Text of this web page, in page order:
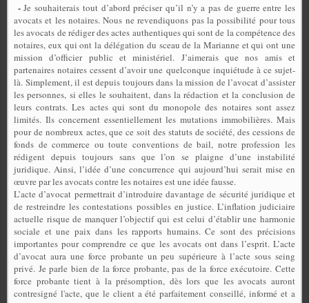
- Je souhaiterais tout d’abord préciser qu’il n’y a pas de guerre entre les
avocats et les notaires. Nous ne revendiquons pas la possibilité pour tous
les avocats de rédiger des actes authentiques qui sont de la compétence des
notaires, eux qui ont la délégation du sceau de la Marianne et qui ont une
mission d’officier public et ministériel. J’aimerais que nos amis et
partenaires notaires cessent d’avoir une quelconque inquiétude à ce sujet-
là. Simplement, il est depuis toujours dans la mission de l’avocat d’assister
les personnes, si elles le souhaitent, dans la rédaction et la conclusion de
leurs contrats. Les actes qui sont du monopole des notaires sont assez
limités. Ils concernent essentiellement les mutations immobilières. Mais
pour de nombreux actes, que ce soit des statuts de société, des cessions de
fonds de commerce ou toute conventions de bail, notre profession les
rédigent depuis toujours sans que l’on se plaigne d’une instabilité
juridique. Ainsi, l’idée d’une concurrence qui aujourd’hui serait mise en
œuvre par les avocats contre les notaires est une idée fausse.
L’acte d’avocat permettrait d’introduire davantage de sécurité juridique et
de restreindre les contestations possibles en justice. L’inflation judiciaire
actuelle risque de manquer l’objectif qui est celui d’établir une harmonie
sociale et une paix dans les rapports humains. Ce sont des précisions
importantes pour comprendre ce que les avocats ont dans l’esprit. L’acte
d’avocat aura une force probante un peu supérieure à l’acte sous seing
privé. Je parle bien de la force probante, pas de la force exécutoire. Cette
force probante tient à la présomption, dès lors que les avocats auront
contresigné l'acte, que le client a été parfaitement conseillé, informé et a